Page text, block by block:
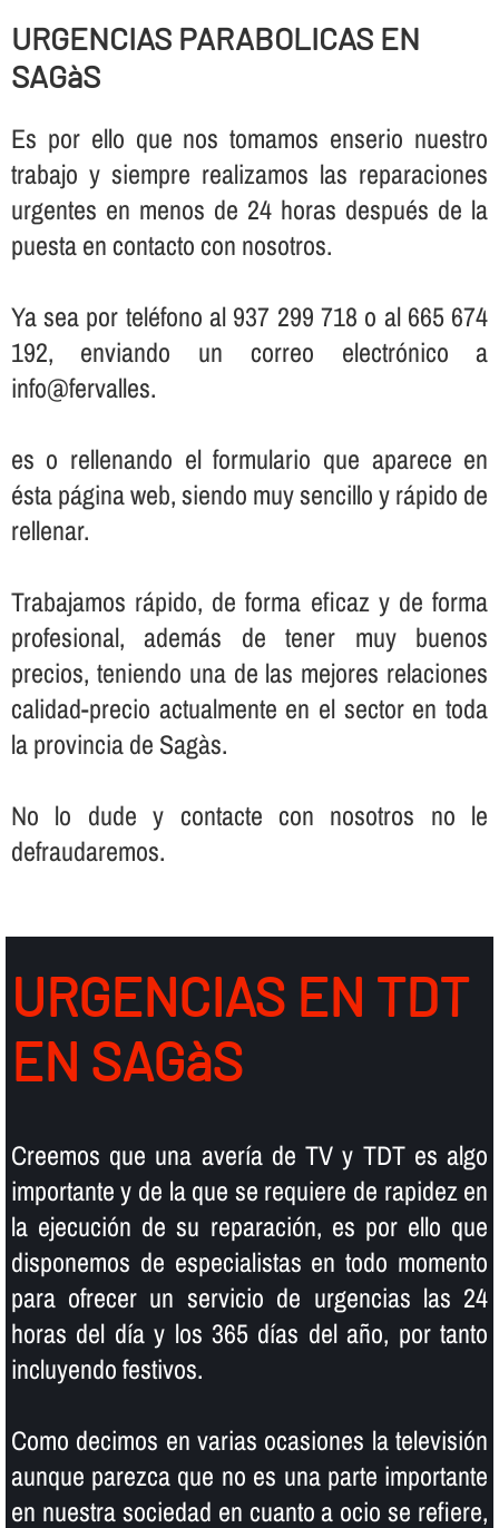
URGENCIAS PARABOLICAS EN
SAGàS
Es por ello que nos tomamos enserio nuestro
trabajo y siempre realizamos las reparaciones
urgentes en menos de 24 horas después de la
puesta en contacto con nosotros.
Ya sea por teléfono al 937 299 718 o al 665 674
192, enviando un correo electrónico a
info@fervalles.
es o rellenando el formulario que aparece en
ésta página web, siendo muy sencillo y rápido de
rellenar.
Trabajamos rápido, de forma eficaz y de forma
profesional, además de tener muy buenos
precios, teniendo una de las mejores relaciones
calidad-precio actualmente en el sector en toda
la provincia de Sagàs.
No lo dude y contacte con nosotros no le
defraudaremos.
URGENCIAS EN TDT
EN SAGàS
Creemos que una averí­a de TV y TDT es algo
importante y de la que se requiere de rapidez en
la ejecución de su reparación, es por ello que
disponemos de especialistas en todo momento
para ofrecer un servicio de urgencias las 24
horas del dí­a y los 365 dí­as del año, por tanto
incluyendo festivos.
Como decimos en varias ocasiones la televisión
aunque parezca que no es una parte importante
en nuestra sociedad en cuanto a ocio se refiere,